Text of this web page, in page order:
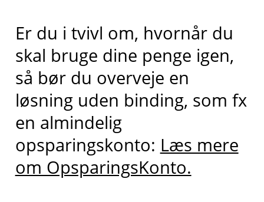
Er du i tvivl om, hvornår du
skal bruge dine penge igen,
så bør du overveje en
løsning uden binding, som fx
en almindelig
opsparingskonto: Læs mere
om OpsparingsKonto.